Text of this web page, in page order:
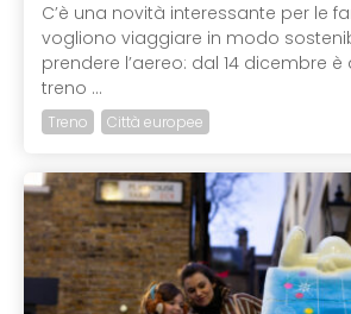
C’è una novità interessante per le
vogliono viaggiare in modo
prendere l’aereo: dal 14 dicembre
treno ...
Treno Città europee